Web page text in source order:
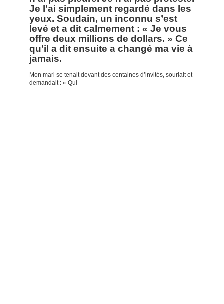
Je l’ai simplement regardé dans les
yeux. Soudain, un inconnu s’est
levé et a dit calmement : « Je vous
offre deux millions de dollars. » Ce
qu’il a dit ensuite a changé ma vie à
jamais.
Mon mari se tenait devant des centaines d’invités, souriait et
demandait : « Qui